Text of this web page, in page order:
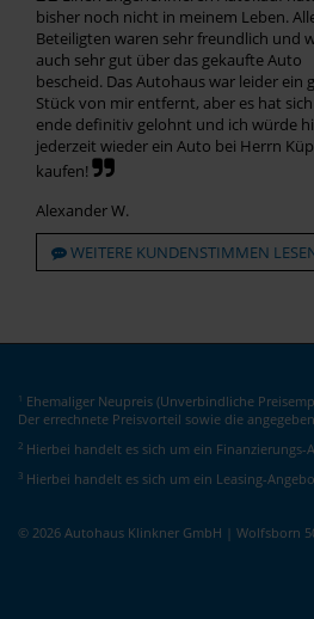
bisher noch nicht in meinem Leben.
Beteiligten waren sehr freundlich und
auch sehr gut über das gekaufte Auto
bescheid. Das Autohaus war leider ein
Stück von mir entfernt, aber es hat
ende definitiv gelohnt und ich würde
jederzeit wieder ein Auto bei Herrn
kaufen!
Alexander W.
WEITERE KUNDENSTIMMEN
1 Ehemaliger Neupreis (Unverbindliche
Der errechnete Preisvorteil sowie die
2 Hierbei handelt es sich um ein
3 Hierbei handelt es sich um ein Leasing-
© 2026 Autohaus Klinkner GmbH | Wolfsborn